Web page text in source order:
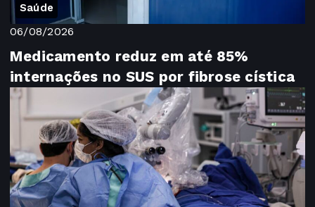
Saúde
06/08/2026
Medicamento reduz em até 85%
internações no SUS por fibrose cística